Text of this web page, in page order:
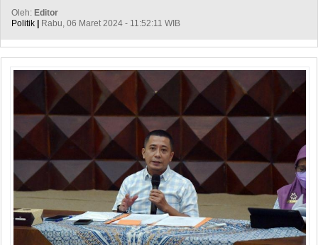
Oleh: Editor
Politik
Rabu, 06 Maret 2024 - 11:52:11 WIB